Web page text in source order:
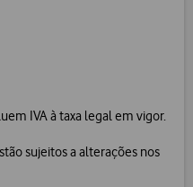
IVA à taxa legal em vigor.
sujeitos a alterações nos